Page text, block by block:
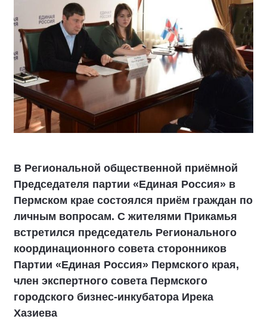
В Региональной общественной приёмной
Председателя партии «Единая Россия» в
Пермском крае состоялся приём граждан по
личным вопросам. С жителями Прикамья
встретился председатель Регионального
координационного совета сторонников
Партии «Единая Россия» Пермского края,
член экспертного совета Пермского
городского бизнес-инкубатора Ирека
Хазиева